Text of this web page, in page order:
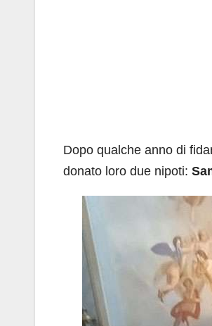
Dopo qualche anno di
donato loro due nipoti: